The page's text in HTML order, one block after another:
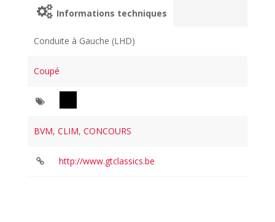
Informations techniques
Conduite à Gauche (LHD)
Coupé
BVM,CLIM,CONCOURS
http://www.gtclassics.be